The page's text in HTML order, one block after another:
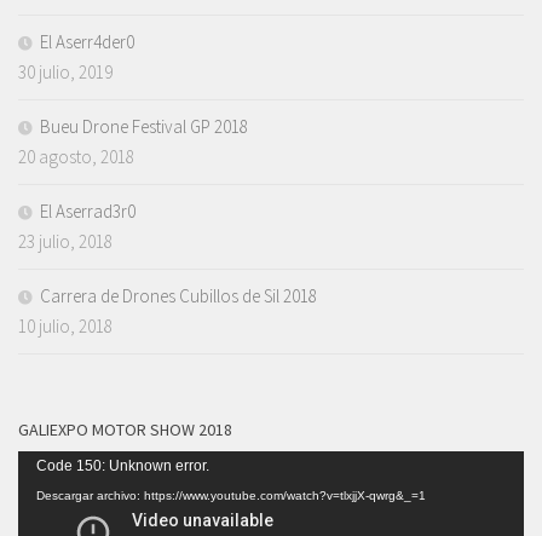
El Aserr4der0
30 julio, 2019
Bueu Drone Festival GP 2018
20 agosto, 2018
El Aserrad3r0
23 julio, 2018
Carrera de Drones Cubillos de Sil 2018
10 julio, 2018
GALIEXPO MOTOR SHOW 2018
Reproductor
Code 150: Unknown error.
Descargar archivo: https://www.youtube.com/watch?v=tlxjjX-qwrg&_=1